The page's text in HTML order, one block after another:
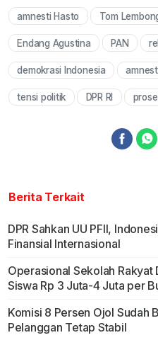
amnesti Hasto Tom
Endang Agustina PAN
demokrasi Indonesia
tensi politik DPR RI
Berita Terkait
DPR Sahkan UU PFII,
Finansial Internasional
Operasional Sekolah
Siswa Rp 3 Juta-4 Juta per
Komisi 8 Persen Ojol Sudah
Pelanggan Tetap Stabil